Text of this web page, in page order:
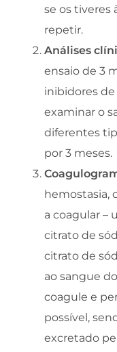
se os tiveres
repetir.
Análises
ensaio de 3
inibidores de
examinar o
diferentes
por 3 meses.
hemostasia,
a coagular –
citrato de
citrato de
ao sangue
coagule e
possível,
excretado